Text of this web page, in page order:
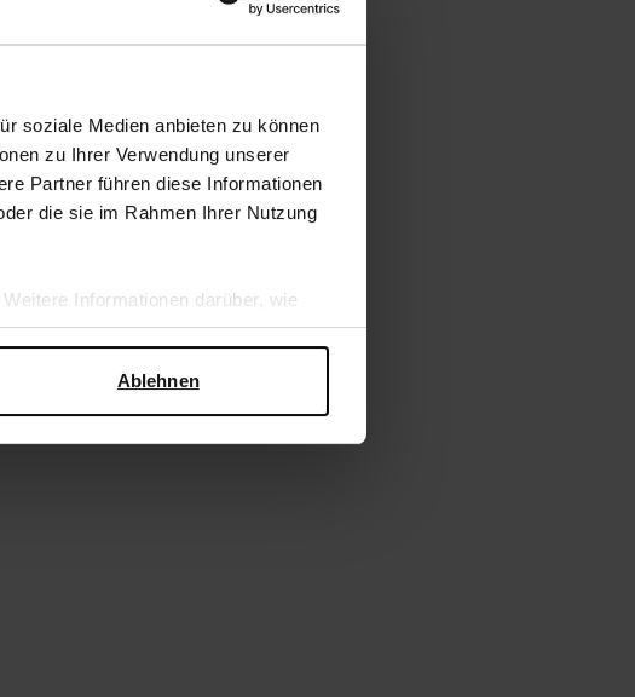
soziale Medien anbieten zu können
zu Ihrer Verwendung unserer
Partner führen diese Informationen
die sie im Rahmen Ihrer Nutzung
Informationen darüber, wie
Sicherheit und zum
Ablehnen